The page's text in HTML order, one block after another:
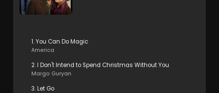
1. You Can Do Magic
America
2. I Don't Intend to Spend Christmas Without You
Margo Guryan
3. Let Go